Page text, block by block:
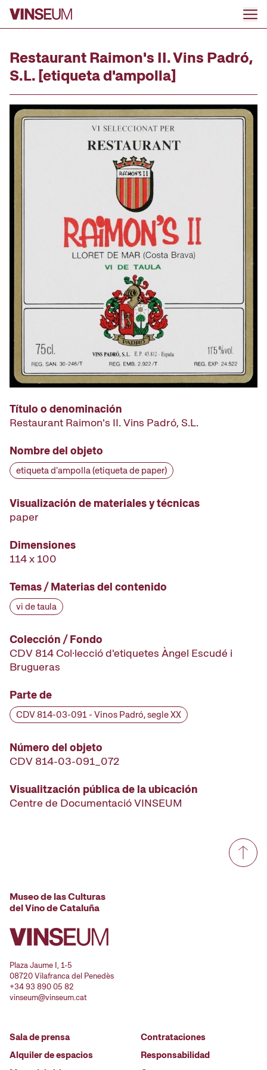
Ir al contenido
Restaurant Raimon's II. Vins Padró,
S.L. [etiqueta d'ampolla]
Título o denominación
Restaurant Raimon's II. Vins Padró, S.L.
Nombre del objeto
etiqueta d'ampolla (etiqueta de paper)
Visualización de materiales y técnicas
paper
Dimensiones
114 x 100
Temas / Materias del contenido
vi de taula
Colección / Fondo
CDV 814 Col·lecció d'etiquetes Àngel Escudé i
Brugueras
Parte de
CDV 814-03-091 - Vinos Padró, segle XX
Número del objeto
CDV 814-03-091_072
Visualitzación pública de la ubicación
Centre de Documentació VINSEUM
Museo de las Culturas
del Vino de Cataluña
Plaza Jaume I, 1-5
08720 Vilafranca del Penedès
+34 93 890 05 82
vinseum@vinseum.cat
Sala de prensa
Alquiler de espacios
Contrataciones
Responsabilidad